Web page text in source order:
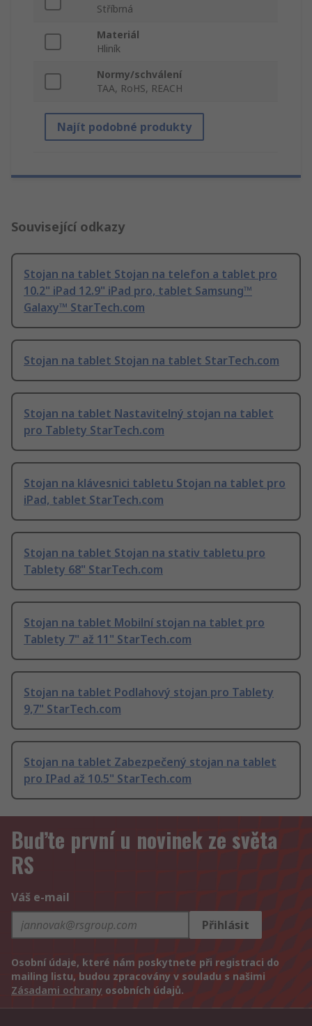
Stříbrná
Materiál
Hliník
Normy/schválení
TAA, RoHS, REACH
Najít podobné produkty
Související odkazy
Stojan na tablet Stojan na telefon a tablet pro
10.2" iPad 12.9" iPad pro, tablet Samsung™
Galaxy™ StarTech.com
Stojan na tablet Stojan na tablet StarTech.com
Stojan na tablet Nastavitelný stojan na tablet
pro Tablety StarTech.com
Stojan na klávesnici tabletu Stojan na tablet pro
iPad, tablet StarTech.com
Stojan na tablet Stojan na stativ tabletu pro
Tablety 68" StarTech.com
Stojan na tablet Mobilní stojan na tablet pro
Tablety 7" až 11" StarTech.com
Stojan na tablet Podlahový stojan pro Tablety
9,7" StarTech.com
Stojan na tablet Zabezpečený stojan na tablet
pro IPad až 10.5" StarTech.com
Buďte první u novinek ze světa
RS
Váš e-mail
Přihlásit
Osobní údaje, které nám poskytnete při registraci do
mailing listu, budou zpracovány v souladu s našimi
Zásadami ochrany osobních údajů.